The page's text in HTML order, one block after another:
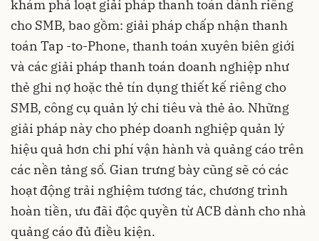
khám phá loạt giải pháp thanh toán dành riêng
cho SMB, bao gồm: giải pháp chấp nhận thanh
toán Tap -to-Phone, thanh toán xuyên biên giới
và các giải pháp thanh toán doanh nghiệp như
thẻ ghi nợ hoặc thẻ tín dụng thiết kế riêng cho
SMB, công cụ quản lý chi tiêu và thẻ ảo. Những
giải pháp này cho phép doanh nghiệp quản lý
hiệu quả hơn chi phí vận hành và quảng cáo trên
các nền tảng số. Gian trưng bày cũng sẽ có các
hoạt động trải nghiệm tương tác, chương trình
hoàn tiền, ưu đãi độc quyền từ ACB dành cho nhà
quảng cáo đủ điều kiện.